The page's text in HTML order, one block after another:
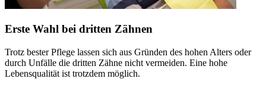
Erste Wahl bei dritten Zähnen
Trotz bester Pflege lassen sich aus Gründen des hohen Alters oder
durch Unfälle die dritten Zähne nicht vermeiden. Eine hohe
Lebensqualität ist trotzdem möglich.